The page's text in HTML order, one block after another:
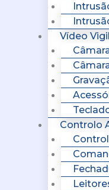
Vídeo
Controlo